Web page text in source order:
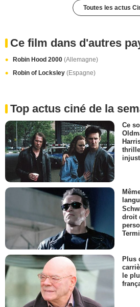
Toutes les actus
Ce film dans d'autres
Robin Hood 2000 (Allemagne)
Robin of Locksley (Espagne)
Top actus ciné de la
Ce
droit
Plus
le